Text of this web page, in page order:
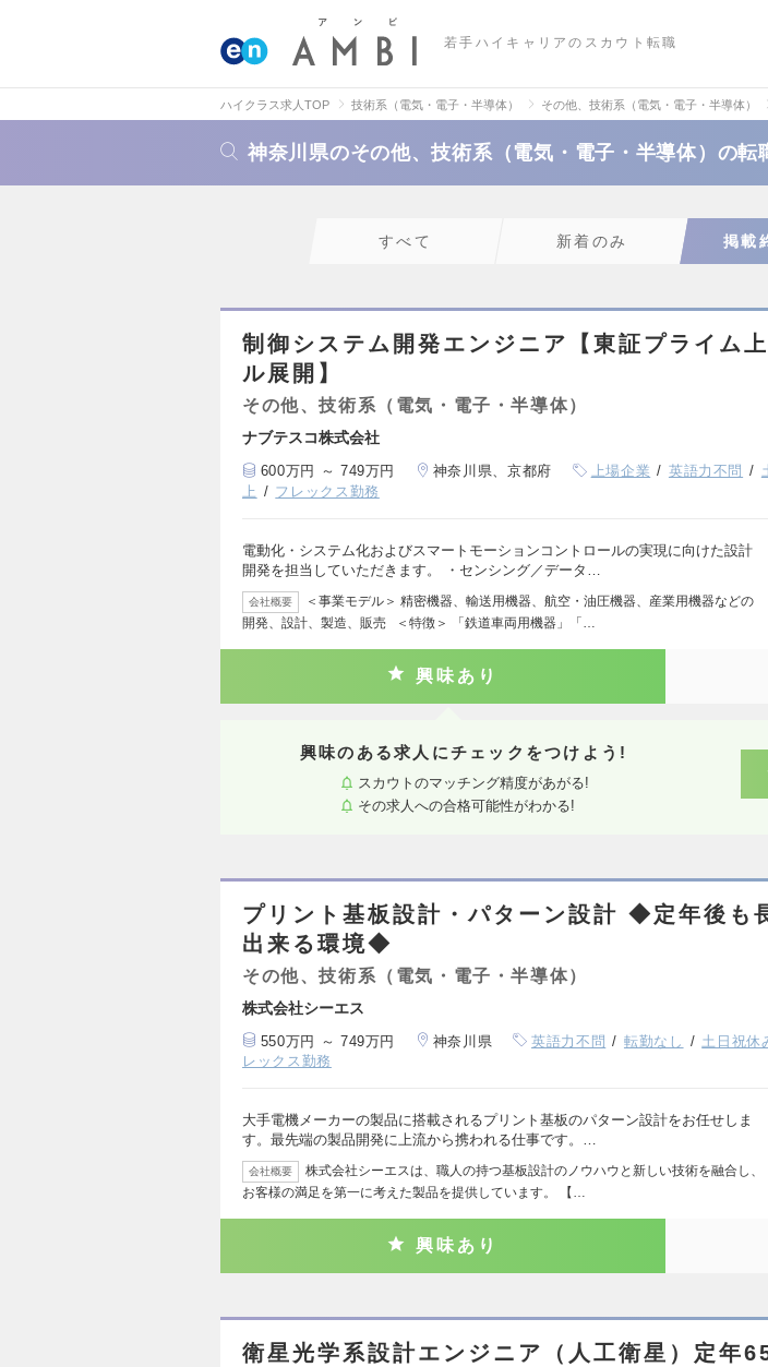
若手ハイキャリアのスカウト転職
ハイクラス求人TOP 技術系（電気・電子・半導体） その他、技術系（電気・電子・半導体）
神奈川県のその他、技術系（電気・電子・半導体）の転
すべて 新着のみ 掲載
制御システム開発エンジニア【東証プライム
ル展開】
その他、技術系（電気・電子・半導体）
ナブテスコ株式会社
600万円 ～ 749万円 神奈川県、京都府 上場企業 英語力不問
上
フレックス勤務
電動化・システム化およびスマートモーションコントロールの実現に向けた設計
開発を担当していただきます。 ・センシング／データ…
会社概要
＜事業モデル＞ 精密機器、輸送用機器、航空・油圧機器、産業用機器などの
開発、設計、製造、販売 ＜特徴＞ 「鉄道車両用機器」「…
興味あり
興味のある求人にチェックをつけよう!
スカウトのマッチング精度があがる!
その求人への合格可能性がわかる!
プリント基板設計・パターン設計 ◆定年後も
出来る環境◆
その他、技術系（電気・電子・半導体）
株式会社シーエス
550万円 ～ 749万円 神奈川県 英語力不問 転勤なし 土日祝休
レックス勤務
大手電機メーカーの製品に搭載されるプリント基板のパターン設計をお任せしま
す。最先端の製品開発に上流から携われる仕事です。…
会社概要
株式会社シーエスは、職人の持つ基板設計のノウハウと新しい技術を融合し、
お客様の満足を第一に考えた製品を提供しています。 【…
興味あり
衛星光学系設計エンジニア（人工衛星）定年